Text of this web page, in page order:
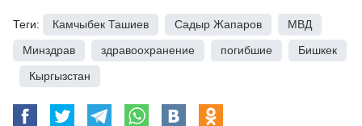
Теги: Камчыбек Ташиев Садыр Жапаров МВД
Минздрав
здравоохранение погибшие
Бишкек
Кыргызстан